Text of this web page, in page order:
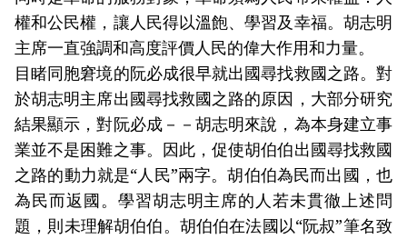
權和公民權，讓人民得以溫飽、學習及幸福。胡志明
主席一直強調和高度評價人民的偉大作用和力量。
目睹同胞窘境的阮必成很早就出國尋找救國之路。對
於胡志明主席出國尋找救國之路的原因，大部分研究
結果顯示，對阮必成－－胡志明來說，為本身建立事
業並不是困難之事。因此，促使胡伯伯出國尋找救國
之路的動力就是“人民”兩字。胡伯伯為民而出國，也
為民而返國。學習胡志明主席的人若未貫徹上述問
題，則未理解胡伯伯。胡伯伯在法國以“阮叔”筆名致